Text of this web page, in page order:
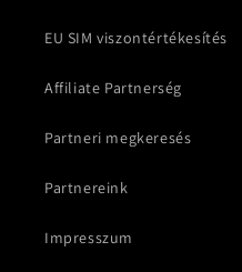
EU SIM viszontértékesítés
Affiliate Partnerség
Partneri megkeresés
Partnereink
Impresszum